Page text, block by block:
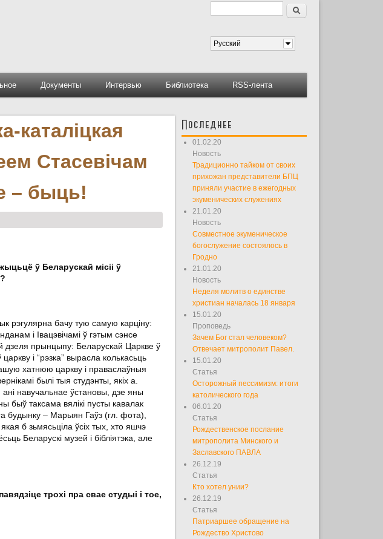
Форма поиска
Поиск
Русский
Документы Интервью Библиотека RSS-лента
каталіцкая
Стасевічам
– быць!
ў Беларускай місіі ў
рэгулярна бачу тую самую карціну:
і Івацэвічамі ў гэтым сэнсе
дзеля прынцыпу: Беларускай Царкве ў
і “рэзка” вырасла колькасьць
хатнюю царкву і праваслаўныя
былі тыя студэнты, якіх а.
ані навучальнае ўстановы, дзе яны
быў таксама вялікі пусты кавалак
будынку – Марыян Гаўз (гл. фота),
б зьмясьціла ўсіх тых, хто яшчэ
Беларускі музей і бібліятэка, але
трохі пра свае студыі і тое,
Последнее
01.02.20
Новость
Традиционно тайком от своих
прихожан представители БПЦ
приняли участие в ежегодных
экуменических служениях
21.01.20
Новость
Совместное экуменическое
богослужение состоялось в
Гродно
21.01.20
Новость
Неделя молитв о единстве
христиан началась 18 января
15.01.20
Проповедь
Зачем Бог стал человеком?
Отвечает митрополит Павел.
15.01.20
Статья
Осторожный пессимизм: итоги
католического года
06.01.20
Статья
Рождественское послание
митрополита Минского и
Заславского ПАВЛА
26.12.19
Статья
Кто хотел унии?
26.12.19
Статья
Патриаршее обращение на
Рождество Христово